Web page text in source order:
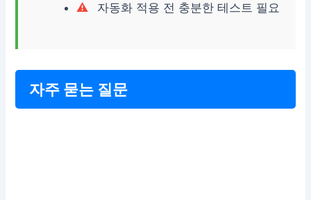
자동화 적용 전 충분한 테스트 필요
자주 묻는 질문